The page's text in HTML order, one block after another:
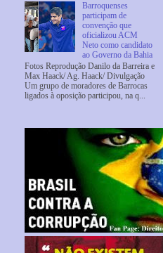
Barroquenses
participam de
convenção que
oficializou ACM
Neto como candidato
ao Governo da Bahia
Fotos Reprodução Danilo da Barreira e
Max Haack/ Ag. Haack/ Divulgação
Um grupo de moradores de Barrocas
ligados à oposição participou, na q...